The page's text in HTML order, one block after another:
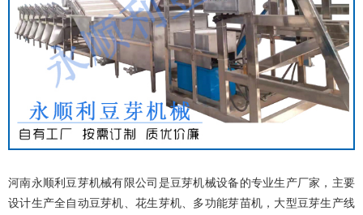
河南永顺利豆芽机械有限公司是豆芽机械设备的专业生产厂家，主要
设计生产全自动豆芽机、花生芽机、多功能芽苗机，大型豆芽生产线